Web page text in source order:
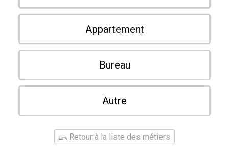
Appartement
Bureau
Autre
Retour à la liste des métiers